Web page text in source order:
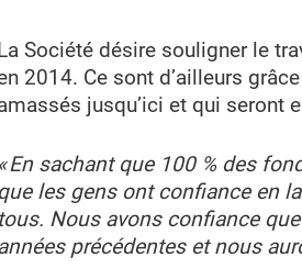
Société désire souligner le
2014. Ce sont d’ailleurs
jusqu’ici et qui seront
« En sachant que 100 % des
que les gens ont confiance en
tous. Nous avons confiance
précédentes et nous